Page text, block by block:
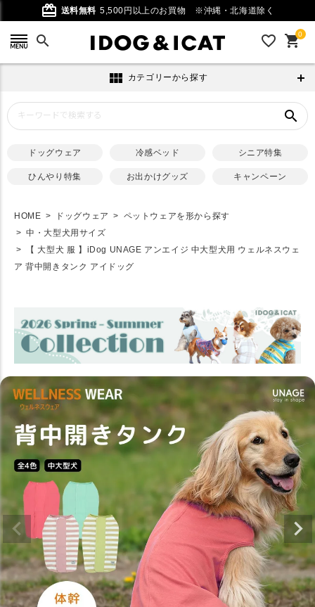
card_giftcard 送料無料 5,500円以上のお買物 ※沖縄・北海道除く
search favorite_outline 0
shopping_cart
view_module カテゴリーから探す
search
ドッグウェア 冷感ベッド シニア特集
ひんやり特集 お出かけグッズ キャンペーン
HOME ドッグウェア
ペットウェアを形から探す
中・大型犬用サイズ
【 大型犬 服 】iDog UNAGE アンエイジ 中大型犬用 ウェルネスウェ
ア 背中開きタンク アイドッグ